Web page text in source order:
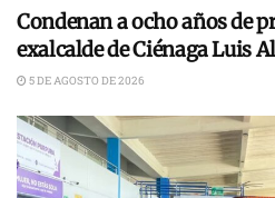
Condenan a ocho años de
exalcalde de Ciénaga Luis
5 DE AGOSTO DE 2026